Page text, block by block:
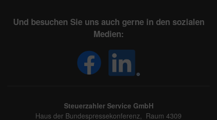
Und besuchen Sie uns auch gerne in den sozialen
Medien:
Steuerzahler Service GmbH
Haus der Bundespressekonferenz, Raum 4309